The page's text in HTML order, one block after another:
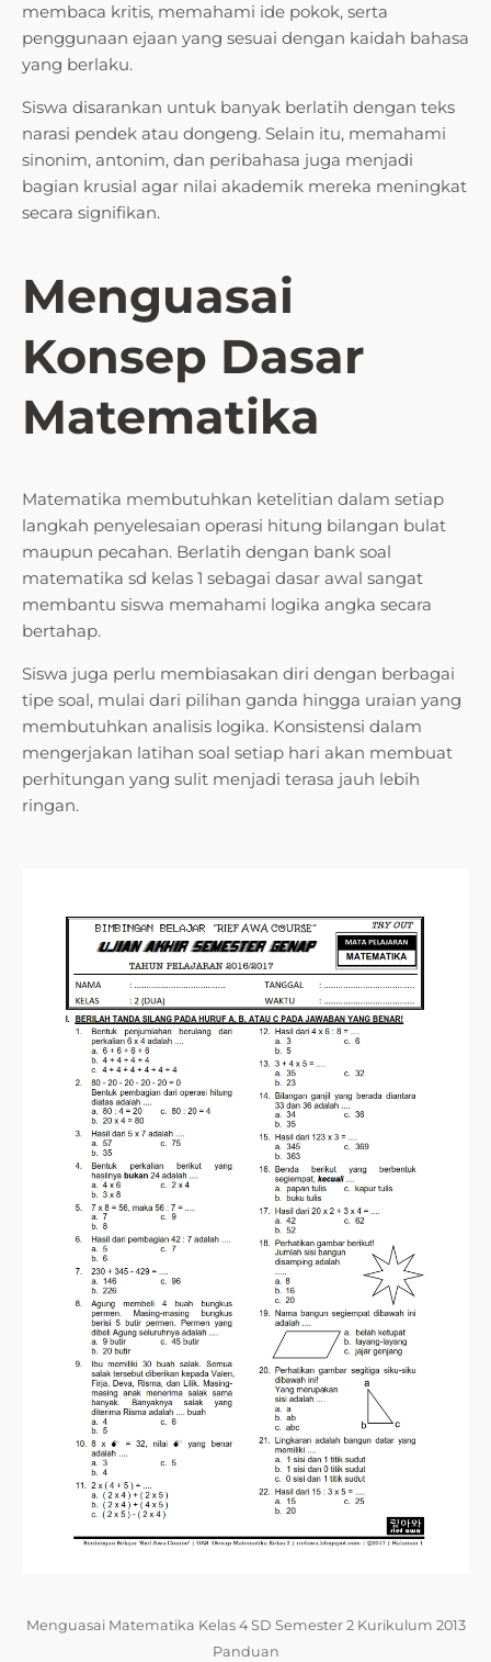
membaca kritis, memahami ide pokok, serta
penggunaan ejaan yang sesuai dengan kaidah bahasa
yang berlaku.
Siswa disarankan untuk banyak berlatih dengan teks
narasi pendek atau dongeng. Selain itu, memahami
sinonim, antonim, dan peribahasa juga menjadi
bagian krusial agar nilai akademik mereka meningkat
secara signifikan.
Menguasai
Konsep Dasar
Matematika
Matematika membutuhkan ketelitian dalam setiap
langkah penyelesaian operasi hitung bilangan bulat
maupun pecahan. Berlatih dengan bank soal
matematika sd kelas 1 sebagai dasar awal sangat
membantu siswa memahami logika angka secara
bertahap.
Siswa juga perlu membiasakan diri dengan berbagai
tipe soal, mulai dari pilihan ganda hingga uraian yang
membutuhkan analisis logika. Konsistensi dalam
mengerjakan latihan soal setiap hari akan membuat
perhitungan yang sulit menjadi terasa jauh lebih
ringan.
Menguasai Matematika Kelas 4 SD Semester 2 Kurikulum 2013
Panduan